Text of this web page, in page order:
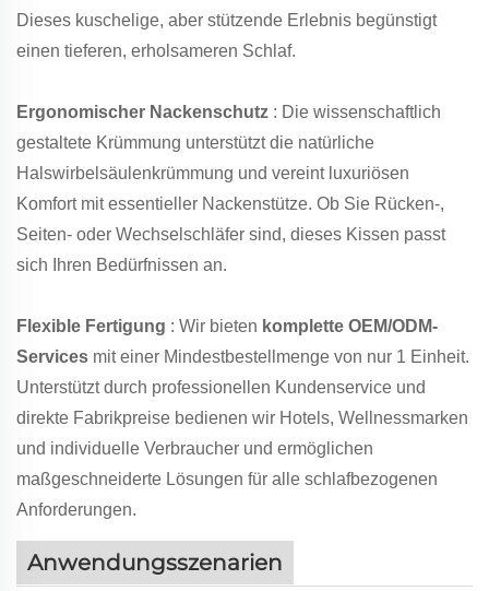
Dieses kuschelige, aber stützende Erlebnis begünstigt
einen tieferen, erholsameren Schlaf.
Ergonomischer Nackenschutz : Die wissenschaftlich
gestaltete Krümmung unterstützt die natürliche
Halswirbelsäulenkrümmung und vereint luxuriösen
Komfort mit essentieller Nackenstütze. Ob Sie Rücken-,
Seiten- oder Wechselschläfer sind, dieses Kissen passt
sich Ihren Bedürfnissen an.
Flexible Fertigung : Wir bieten komplette OEM/ODM-
Services mit einer Mindestbestellmenge von nur 1 Einheit.
Unterstützt durch professionellen Kundenservice und
direkte Fabrikpreise bedienen wir Hotels, Wellnessmarken
und individuelle Verbraucher und ermöglichen
maßgeschneiderte Lösungen für alle schlafbezogenen
Anforderungen.
Anwendungsszenarien